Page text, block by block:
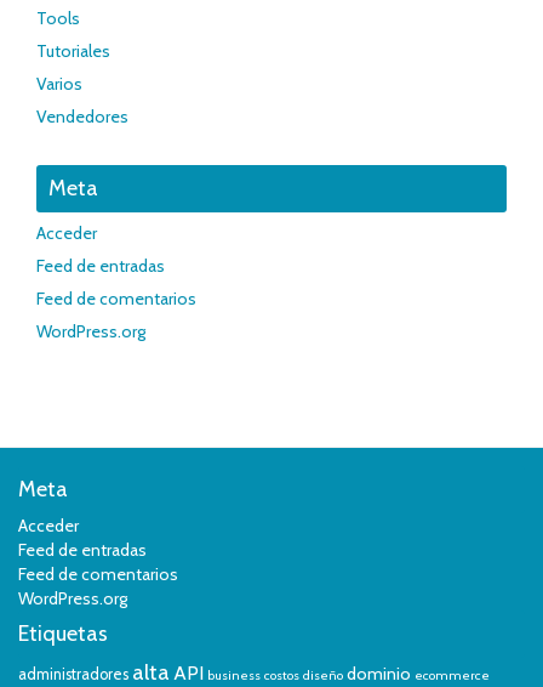
Tools
Tutoriales
Varios
Vendedores
Meta
Acceder
Feed de entradas
Feed de comentarios
WordPress.org
Meta
Acceder
Feed de entradas
Feed de comentarios
WordPress.org
Etiquetas
administradores alta API business costos diseño dominio ecommerce